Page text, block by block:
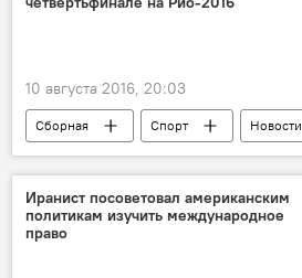
Налоговые реформы
10 августа 2016, 20:03
Сборная Спорт
Новости
РИО 2016
ЖИЗНЬ
Иранист посоветовал американским
политикам изучить международное
право